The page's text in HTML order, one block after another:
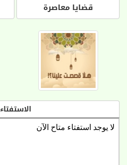
قضايا معاصرة
الاستفتاء